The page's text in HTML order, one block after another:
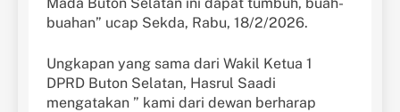
buahan” ucap Sekda, Rabu, 18/2/2026.
Ungkapan yang sama dari Wakil Ketua 1
DPRD Buton Selatan, Hasrul Saadi
mengatakan ” kami dari dewan berharap